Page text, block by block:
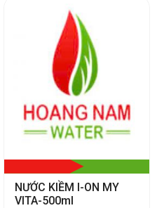
NƯỚC KIỀM I-ON MY
VITA-500ml